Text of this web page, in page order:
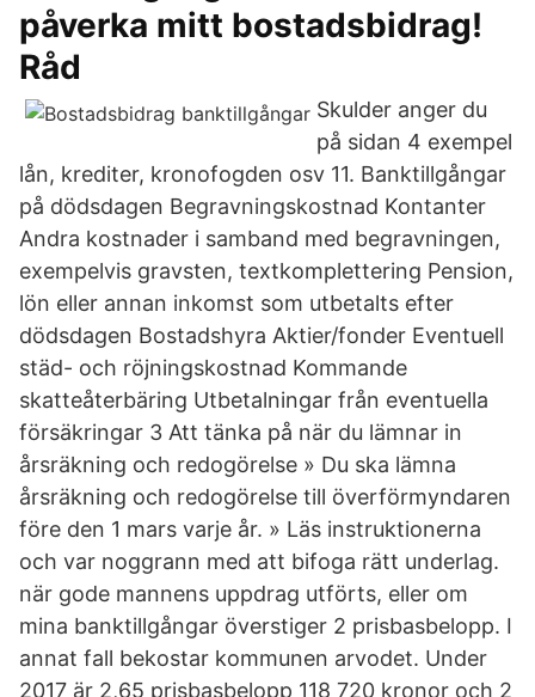
påverka mitt bostadsbidrag!
Råd
Skulder anger du
på sidan 4 exempel
lån, krediter, kronofogden osv 11. Banktillgångar
på dödsdagen Begravningskostnad Kontanter
Andra kostnader i samband med begravningen,
exempelvis gravsten, textkomplettering Pension,
lön eller annan inkomst som utbetalts efter
dödsdagen Bostadshyra Aktier/fonder Eventuell
städ- och röjningskostnad Kommande
skatteåterbäring Utbetalningar från eventuella
försäkringar 3 Att tänka på när du lämnar in
årsräkning och redogörelse » Du ska lämna
årsräkning och redogörelse till överförmyndaren
före den 1 mars varje år. » Läs instruktionerna
och var noggrann med att bifoga rätt underlag.
när gode mannens uppdrag utförts, eller om
mina banktillgångar överstiger 2 prisbasbelopp. I
annat fall bekostar kommunen arvodet. Under
2017 är 2,65 prisbasbelopp 118 720 kronor och 2